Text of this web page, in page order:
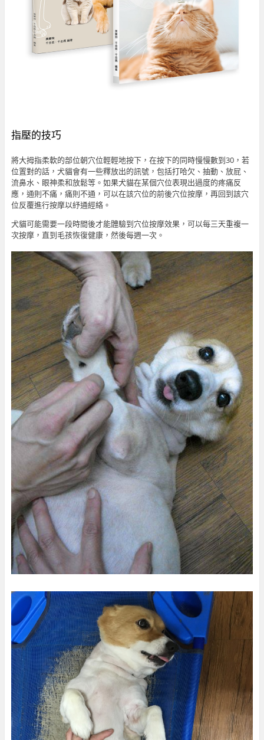
指壓的技巧
將大拇指柔軟的部位朝穴位輕輕地按下，在按下的同時慢慢數到30，若
位置對的話，犬貓會有一些釋放出的訊號，包括打哈欠、抽動、放屁、
流鼻水、眼神柔和放鬆等。如果犬貓在某個穴位表現出過度的疼痛反
應，通則不痛，痛則不通，可以在該穴位的前後穴位按摩，再回到該穴
位反覆進行按摩以紓通經絡。
犬貓可能需要一段時間後才能體驗到穴位按摩效果，可以每三天重複一
次按摩，直到毛孩恢復健康，然後每週一次。